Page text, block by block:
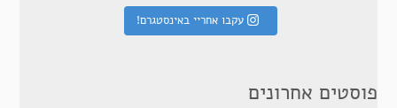
עקבו אחריי באינסטגרם!
פוסטים אחרונים